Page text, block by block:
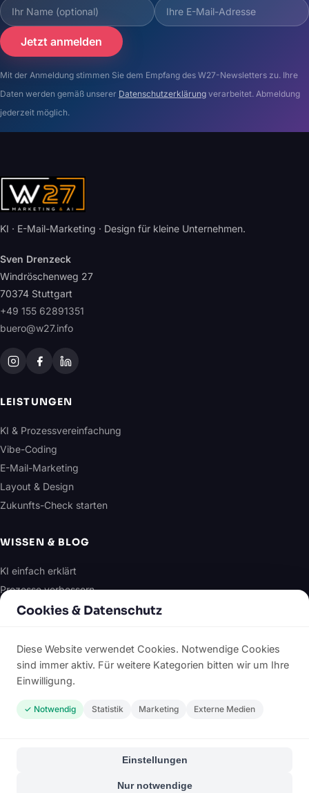
Jetzt anmelden
Mit der Anmeldung stimmen Sie dem Empfang des W27-Newsletters zu. Ihre
Daten werden gemäß unserer Datenschutzerklärung verarbeitet. Abmeldung
jederzeit möglich.
KI · E-Mail-Marketing · Design für kleine Unternehmen.
Sven Drenzeck
Windröschenweg 27
70374 Stuttgart
+49 155 62891351
buero@w27.info
LEISTUNGEN
KI & Prozessvereinfachung
Vibe-Coding
E-Mail-Marketing
Layout & Design
Zukunfts-Check starten
WISSEN & BLOG
KI einfach erklärt
Prozesse verbessern
E-Mail-Marketing
Alle Artikel
RECHTLICHES
Über mich
Cookies & Datenschutz
Diese Website verwendet Cookies. Notwendige Cookies
sind immer aktiv. Für weitere Kategorien bitten wir um Ihre
Einwilligung.
✓ Notwendig Statistik Marketing Externe Medien
Einstellungen
Nur notwendige